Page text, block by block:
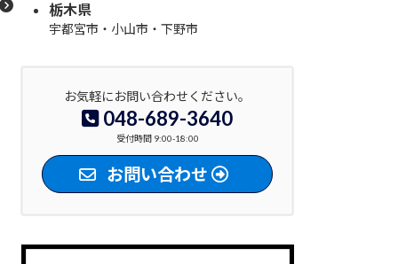
栃木県
宇都宮市・小山市・下野市
お気軽にお問い合わせください。
048-689-3640
受付時間 9:00-18:00
お問い合わせ